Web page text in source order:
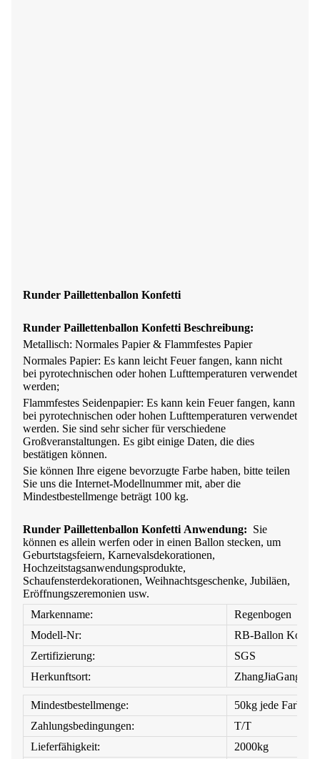
Runder Paillettenballon Konfetti
Runder Paillettenballon Konfetti Beschreibung:
Metallisch: Normales Papier & Flammfestes Papier
Normales Papier: Es kann leicht Feuer fangen, kann nicht
bei pyrotechnischen oder hohen Lufttemperaturen verwendet
werden;
Flammfestes Seidenpapier: Es kann kein Feuer fangen, kann
bei pyrotechnischen oder hohen Lufttemperaturen verwendet
werden. Sie sind sehr sicher für verschiedene
Großveranstaltungen. Es gibt einige Daten, die dies
bestätigen können.
Sie können Ihre eigene bevorzugte Farbe haben, bitte teilen
Sie uns die Internet-Modellnummer mit, aber die
Mindestbestellmenge beträgt 100 kg.
Runder Paillettenballon Konfetti Anwendung: Sie
können es allein werfen oder in einen Ballon stecken, um
Geburtstagsfeiern, Karnevalsdekorationen,
Hochzeitstagsanwendungsprodukte,
Schaufensterdekorationen, Weihnachtsgeschenke, Jubiläen,
Eröffnungszeremonien usw.
Markenname:
Regenbogen
Modell-Nr:
RB-Ballon
Zertifizierung:
SGS
Herkunftsort:
ZhangJiaGang
Mindestbestellmenge:
50kg jede Farbe
Zahlungsbedingungen:
T/T
Lieferfähigkeit:
2000kg